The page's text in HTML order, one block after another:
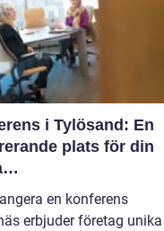
i Tylösand: En
plats för din
en konferens
erbjuder företag unika